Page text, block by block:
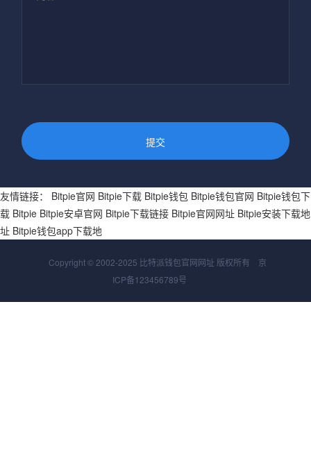
友情链接： Bitpie官网 Bitpie下载 Bitpie钱包 Bitpie钱包官网 Bitpie钱包下
载 Bitpie Bitpie安卓官网 Bitpie下载链接 Bitpie官网网址 Bitpie安装下载地
址 Bitpie钱包app下载地
Copyright © 2002-2025 比特派钱包官网网址 版权所有
京
ICP备123456789号